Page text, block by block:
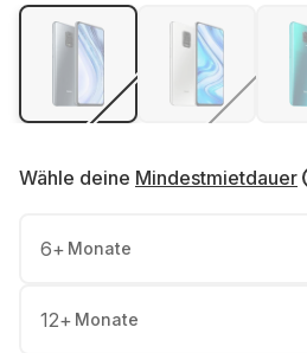
Wähle deine Mindestmietdauer
6+ Monate
12+ Monate